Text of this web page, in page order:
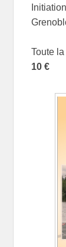
Toute
10 €